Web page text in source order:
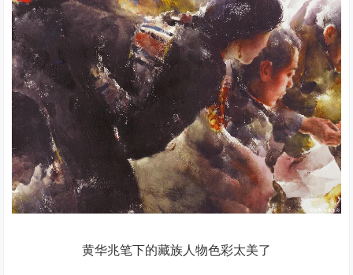
黄华兆笔下的藏族人物色彩太美了